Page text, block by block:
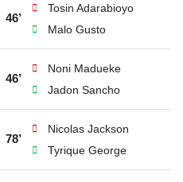
46’
Tosin Adarabioyo
Malo Gusto
46’
Noni Madueke
Jadon Sancho
78’
Nicolas Jackson
Tyrique George